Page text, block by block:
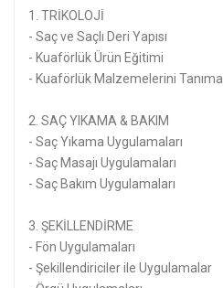
1. TRİKOLOJİ
- Saç ve Saçlı Deri Yapısı
- Kuaförlük Ürün Eğitimi
- Kuaförlük Malzemelerini Tanıma
2. SAÇ YIKAMA & BAKIM
- Saç Yıkama Uygulamaları
- Saç Masajı Uygulamaları
- Saç Bakım Uygulamaları
3. ŞEKİLLENDİRME
- Fön Uygulamaları
- Şekillendiriciler ile Uygulamalar